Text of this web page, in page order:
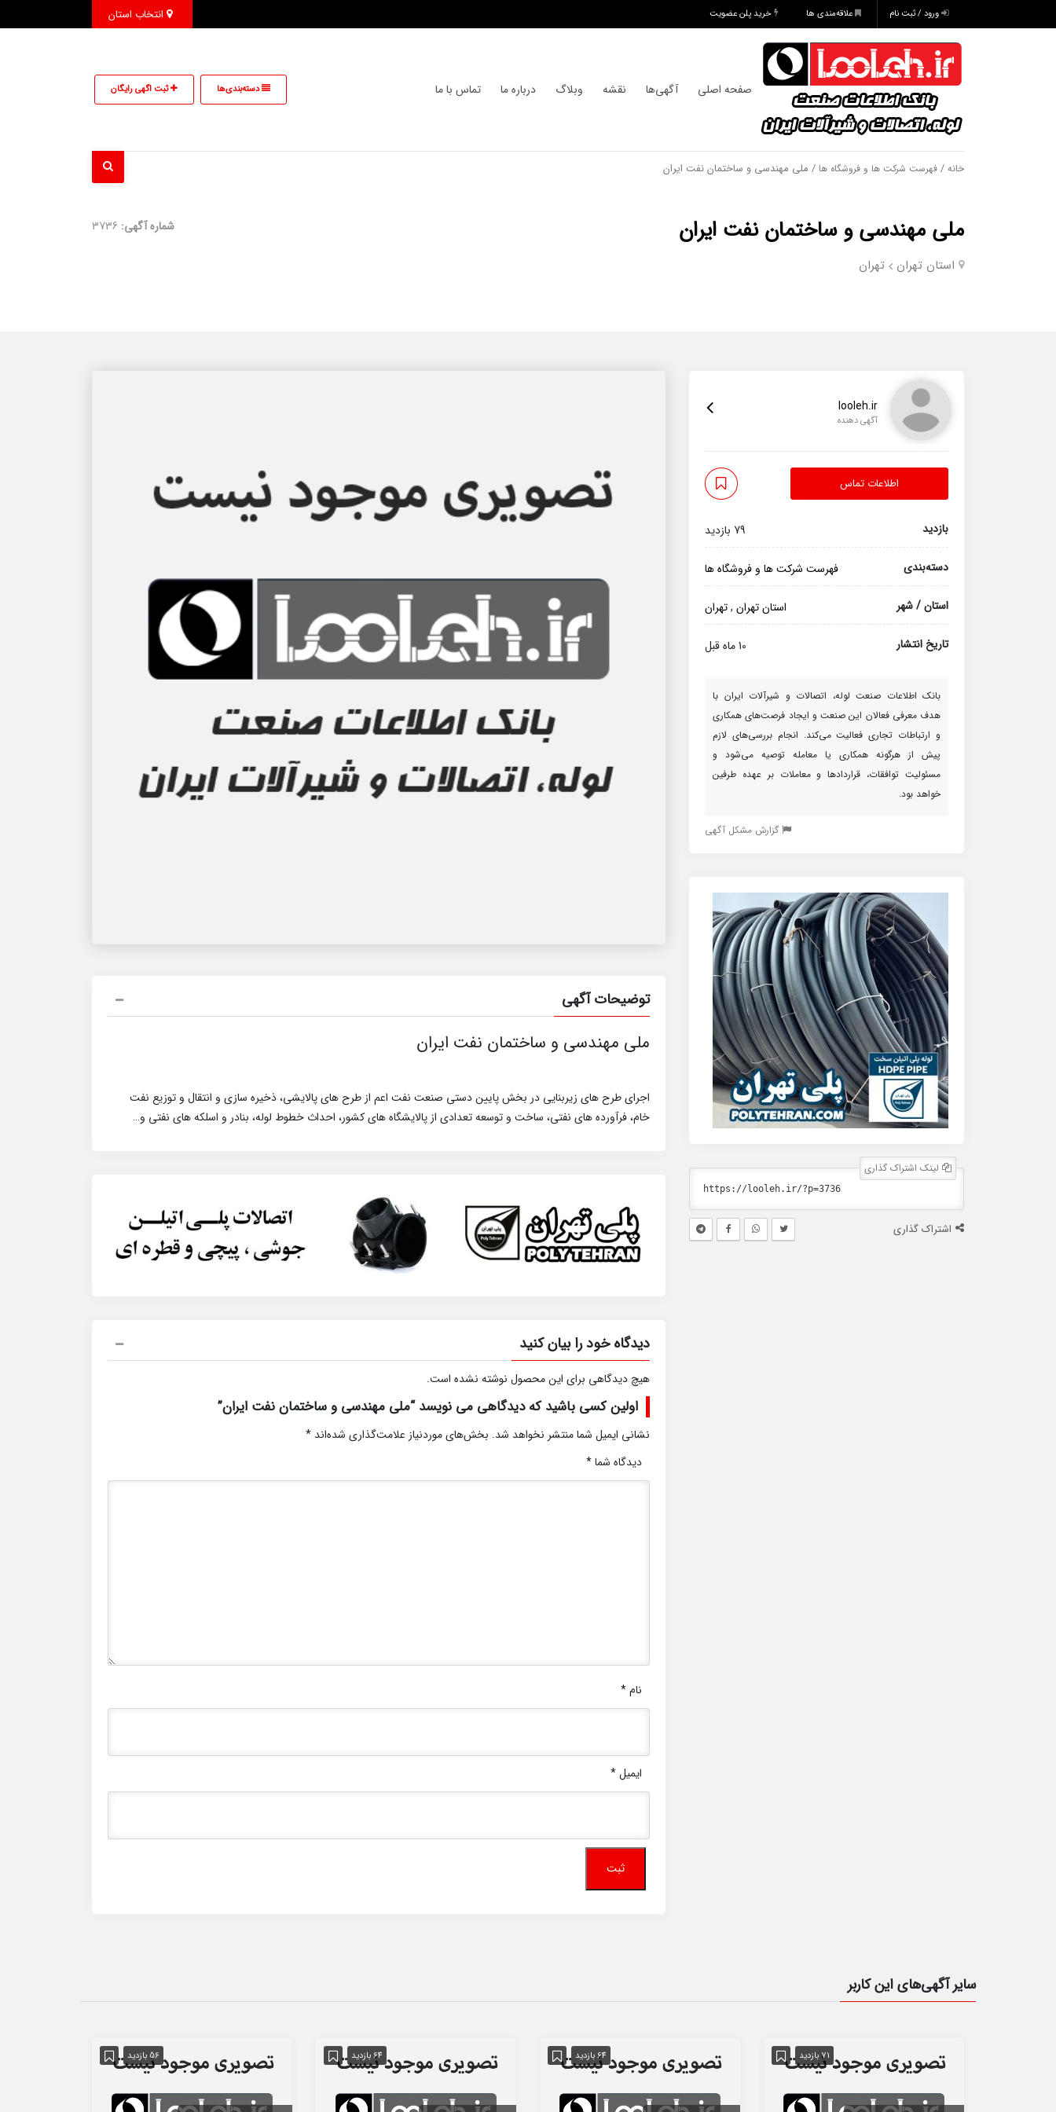
ورود / ثبت نام علاقه‌مندی ها خرید پلن عضویت
صفحه اصلی آگهی‌ها نقشه وبلاگ درباره ما تماس با ما دسته‌بندی‌ها ثبت اگهی رایگان
خانه / فهرست شرکت ها و فروشگاه ها / ملی مهندسی و ساختمان نفت ایران
ملی مهندسی و ساختمان نفت ایران
استان تهران تهران
شماره آگهی: 3736
looleh.ir
آگهی دهنده
اطلاعات تماس
بازدید 79 بازدید
دسته‌بندی فهرست شرکت ها و فروشگاه ها
استان / شهر استان تهران ,تهران
تاریخ انتشار 10 ماه قبل
بانک اطلاعات صنعت لوله، اتصالات و شیرآلات ایران با
هدف معرفی فعالان این صنعت و ایجاد فرصت‌های همکاری
و ارتباطات تجاری فعالیت می‌کند. انجام بررسی‌های لازم
پیش از هرگونه همکاری یا معامله توصیه می‌شود و
مسئولیت توافقات، قراردادها و معاملات بر عهده طرفین
خواهد بود.
گزارش مشکل آگهی
لینک اشتراک گذاری
اشتراک گذاری
توضیحات آگهی
ملی مهندسی و ساختمان نفت ایران
اجرای طرح های زیربنایی در بخش پایین دستی صنعت نفت اعم از طرح های پالایشی، ذخیره سازی و انتقال و توزیع نفت
خام، فرآورده های نفتی، ساخت و توسعه تعدادی از پالایشگاه های کشور، احداث خطوط لوله، بنادر و اسلکه های نفتی و…
دیدگاه خود را بیان کنید
هیچ دیدگاهی برای این محصول نوشته نشده است.
اولین کسی باشید که دیدگاهی می نویسد “ملی مهندسی و ساختمان نفت ایران”
نشانی ایمیل شما منتشر نخواهد شد. بخش‌های موردنیاز علامت‌گذاری شده‌اند *
دیدگاه شما*
نام*
ایمیل*
سایر آگهی‌های این کاربر
71 بازدید 64 بازدید 64 بازدید 56 بازدید